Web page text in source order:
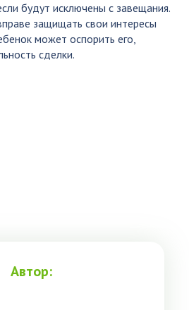
будут исключены с завещания.
защищать свои интересы
может оспорить его,
сделки.
Автор: